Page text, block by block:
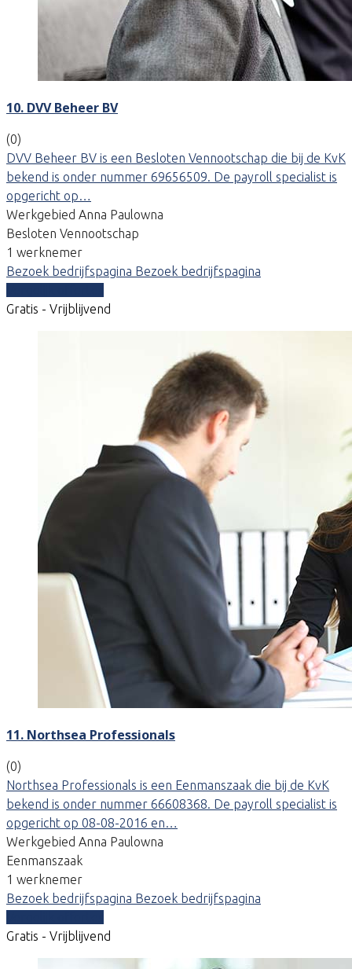
10. DVV Beheer BV
(0)
DVV Beheer BV is een Besloten Vennootschap die bij de KvK
bekend is onder nummer 69656509. De payroll specialist is
opgericht op…
Werkgebied Anna Paulowna
Besloten Vennootschap
1 werknemer
Bezoek bedrijfspagina Bezoek bedrijfspagina
Gratis - Vrijblijvend
11. Northsea Professionals
(0)
Northsea Professionals is een Eenmanszaak die bij de KvK
bekend is onder nummer 66608368. De payroll specialist is
opgericht op 08-08-2016 en…
Werkgebied Anna Paulowna
Eenmanszaak
1 werknemer
Bezoek bedrijfspagina Bezoek bedrijfspagina
Gratis - Vrijblijvend